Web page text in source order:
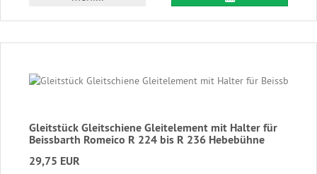
Gleitstück Gleitschiene Gleitelement mit Halter für
Beissbarth Romeico R 224 bis R 236 Hebebühne
29,75 EUR